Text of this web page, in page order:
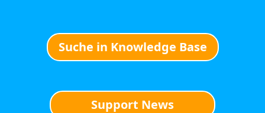
Suche in Knowledge Base
Support News